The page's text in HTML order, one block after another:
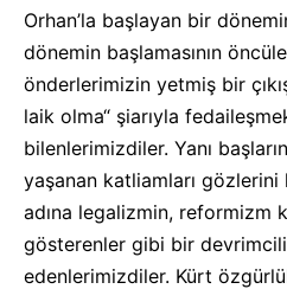
Orhan’la başlayan bir
dönemin başlamasının
önderlerimizin yetmiş bir
laik olma“ şiarıyla
bilenlerimizdiler. Yanı
yaşanan katliamları
adına legalizmin, reformizm
gösterenler gibi bir
edenlerimizdiler. Kürt